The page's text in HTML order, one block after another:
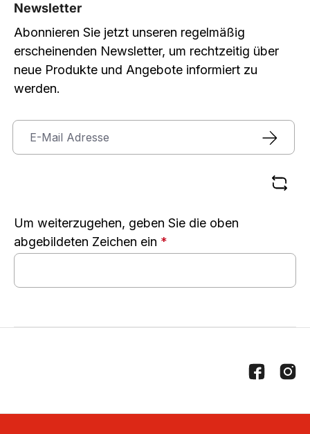
Newsletter
Abonnieren Sie jetzt unseren regelmäßig
erscheinenden Newsletter, um rechtzeitig über
neue Produkte und Angebote informiert zu
werden.
Um weiterzugehen, geben Sie die oben
abgebildeten Zeichen ein *